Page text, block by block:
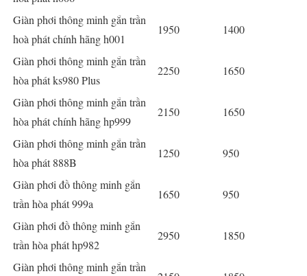
Giàn phơi thông minh gắn trần
hoà phát chính hãng h001
1950 1400
Giàn phơi thông minh gắn trần
hòa phát ks980 Plus
2250 1650
Giàn phơi thông minh gắn trần
hòa phát chính hãng hp999
2150 1650
Giàn phơi thông minh gắn trần
hòa phát 888B
1250 950
Giàn phơi đồ thông minh gắn
trần hòa phát 999a
1650 950
Giàn phơi đồ thông minh gắn
trần hòa phát hp982
2950 1850
Giàn phơi thông minh gắn trần